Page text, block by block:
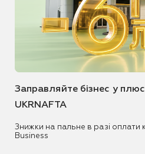
Заправляйте бізнес у
UKRNAFTA
Знижки на пальне в разі
Business